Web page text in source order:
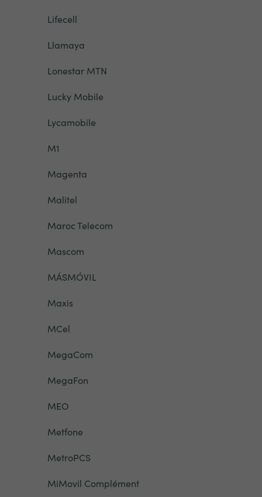
Lifecell
Llamaya
Lonestar MTN
Lucky Mobile
Lycamobile
M1
Magenta
Malitel
Maroc Telecom
Mascom
MÁSMÓVIL
Maxis
MCel
MegaCom
MegaFon
MEO
Metfone
MetroPCS
MiMovil Complément